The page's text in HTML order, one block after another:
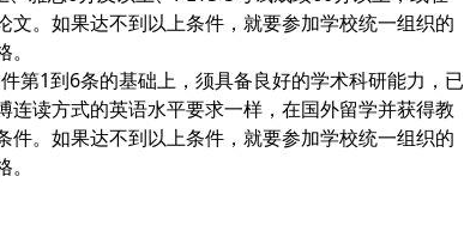
。如果达不到以上条件，就要参加学校统一组织的
。
第1到6条的基础上，须具备良好的学术科研能力，已
读方式的英语水平要求一样，在国外留学并获得教
。如果达不到以上条件，就要参加学校统一组织的
。